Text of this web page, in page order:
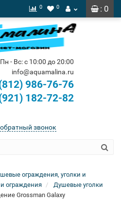
: 0
0 0
Пн - Вс: с 10:00 до 20:00
info@aquamalina.ru
986-76-76
182-72-82
звонок
ограждения, уголки и
ограждения
Душевые уголки
Grossman Galaxy